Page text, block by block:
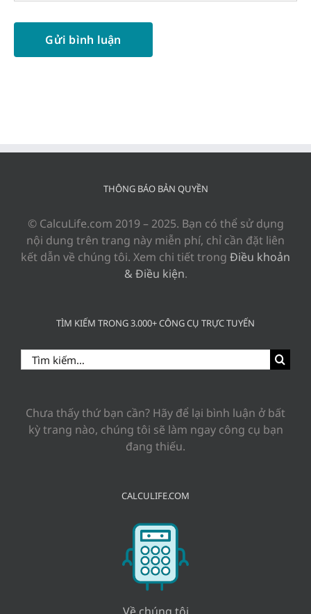
THÔNG BÁO BẢN QUYỀN
© CalcuLife.com 2019 – 2025. Bạn có thể sử dụng
nội dung trên trang này miễn phí, chỉ cần đặt liên
kết dẫn về chúng tôi. Xem chi tiết trong Điều khoản
& Điều kiện.
TÌM KIẾM TRONG 3.000+ CÔNG CỤ TRỰC TUYẾN
Search
for:
Chưa thấy thứ bạn cần? Hãy để lại bình luận ở bất
kỳ trang nào, chúng tôi sẽ làm ngay công cụ bạn
đang thiếu.
CALCULIFE.COM